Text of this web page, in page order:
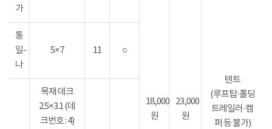
18,000
원
23,000
원
텐트
(루프탑·폴딩
트레일러·캠
퍼 등 불가)
가
통
일-
나
5×7 11 ○
목재 데크
2.5×3.1 (데
크번호 : 4)